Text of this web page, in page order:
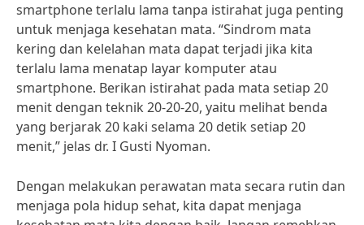
smartphone terlalu lama tanpa istirahat juga penting
untuk menjaga kesehatan mata. “Sindrom mata
kering dan kelelahan mata dapat terjadi jika kita
terlalu lama menatap layar komputer atau
smartphone. Berikan istirahat pada mata setiap 20
menit dengan teknik 20-20-20, yaitu melihat benda
yang berjarak 20 kaki selama 20 detik setiap 20
menit,” jelas dr. I Gusti Nyoman.
Dengan melakukan perawatan mata secara rutin dan
menjaga pola hidup sehat, kita dapat menjaga